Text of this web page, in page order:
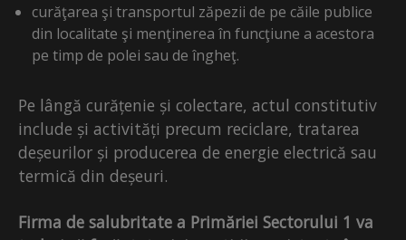
curăţarea şi transportul zăpezii de pe căile publice
din localitate şi menţinerea în funcţiune a acestora
pe timp de polei sau de îngheţ.
Pe lângă curățenie și colectare, actul constitutiv
include și activități precum reciclare, tratarea
deșeurilor și producerea de energie electrică sau
termică din deșeuri.
Firma de salubritate a Primăriei Sectorului 1 va